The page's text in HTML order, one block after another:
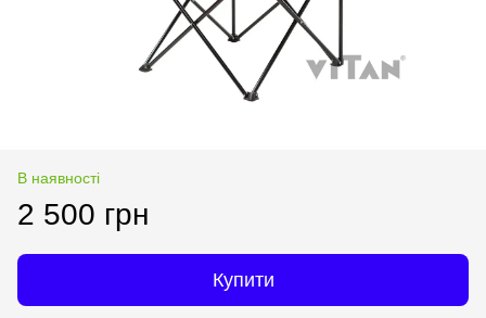
В наявності
2 500 грн
Купити